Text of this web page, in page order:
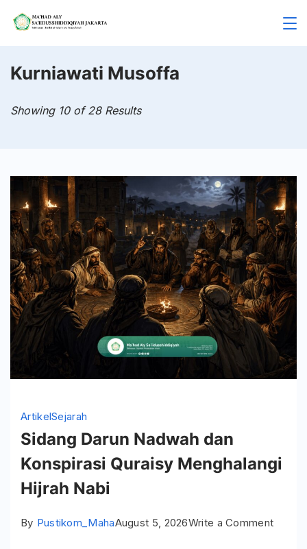
Skip
Aly
Jakarta
Kurniawati Musoffa
Showing 10 of 28 Results
ArtikelSejarah
Sidang Darun Nadwah dan
Konspirasi Quraisy Menghalangi
Hijrah Nabi
By Pustikom_MahaAugust 5, 2026Write a Commenton